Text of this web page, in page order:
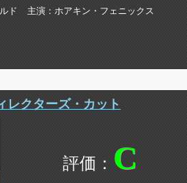
ド 主演 ホアキン・フェニックス
レクターズ・カット
C